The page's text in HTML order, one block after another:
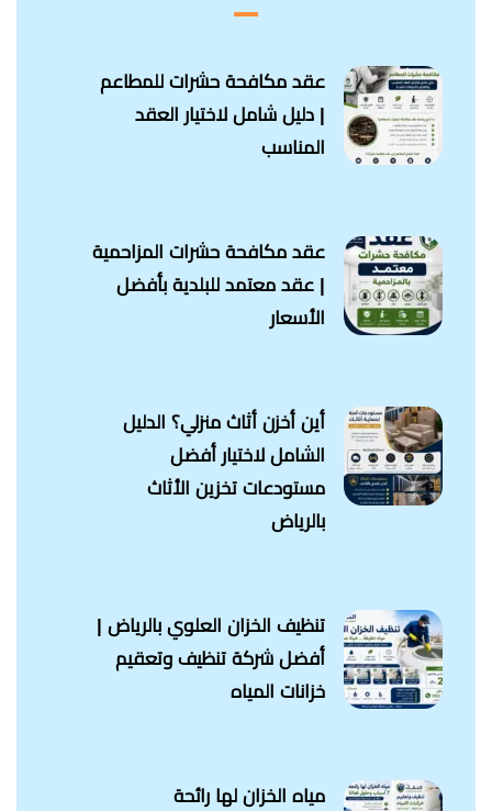
عقد مكافحة حشرات للمطاعم
| دليل شامل لاختيار العقد
المناسب
عقد مكافحة حشرات المزاحمية
| عقد معتمد للبلدية بأفضل
الأسعار
أين أخزن أثاث منزلي؟ الدليل
الشامل لاختيار أفضل
مستودعات تخزين الأثاث
بالرياض
تنظيف الخزان العلوي بالرياض |
أفضل شركة تنظيف وتعقيم
خزانات المياه
مياه الخزان لها رائحة